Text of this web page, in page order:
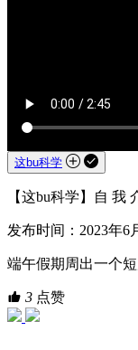
这bu科学
【这bu科学】自 我
发布时间：2023年6
端午假期周出一个
3 点赞